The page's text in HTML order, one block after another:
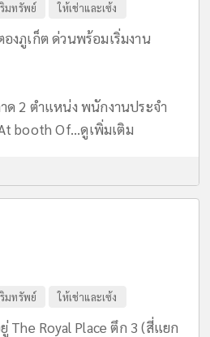
มทรัพย์ ให้เช่าและเซ้ง
งภูเก็ต ด่วนพร้อมเริ่มงาน
ด 2 ตำแหน่ง พนักงานประจำ
booth Of...ดูเพิ่มเติม
มทรัพย์ ให้เช่าและเซ้ง
The Royal Place ตึก 3 (สี่แยก